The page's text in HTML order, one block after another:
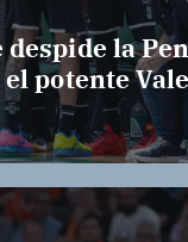
despide la
potente